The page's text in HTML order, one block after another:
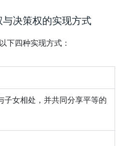
决策权的实现方式
下四种实现方式：
子女相处，并共同分享平等的